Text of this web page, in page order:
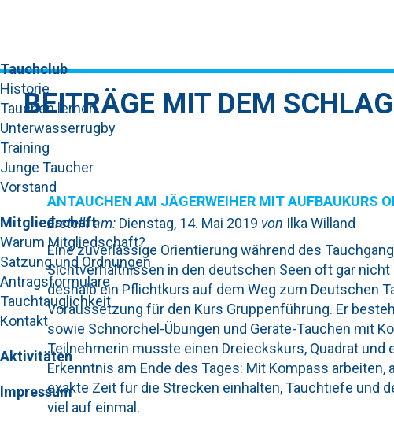
Tauchclub
Historie
Tauchen lernen
Unterwasserrugby
Training
Junge Taucher
Vorstand
Mitgliedschaft
Warum Mitgliedschaft?
Satzung und Ordnungen
Antragsformulare
Tauchtauglichkeit
Kontakt
Aktivitäten
Impressum
BEITRÄGE MIT DEM
ANTAUCHEN AM JÄGERWEIHER MIT AUFBAUKURS
Erstellt am: Dienstag, 14. Mai 2019 von Ilka Willand
Eine zuverlässige Orientierung während des
Sichtverhältnissen in den deutschen Seen oft gar
deshalb ein Pflichtkurs auf dem Weg zum Deutschen
Voraussetzung für den Kurs Gruppenführung. Er
sowie Schnorchel-Übungen und Geräte-Tauchen mit
Teilnehmerin musste einen Dreieckskurs, Quadrat und
Erkenntnis am Ende des Tages: Mit Kompass
exakte Zeit für die Strecken einhalten, Tauchtiefe und
viel auf einmal.